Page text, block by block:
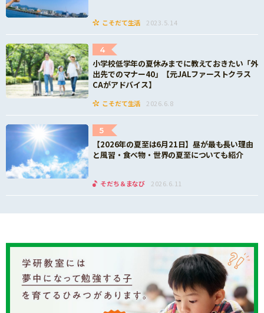
こそだて生活 2023.5.14
4
小学校低学年の夏休みまでに教えておきたい「外
出先でのマナー40」【元JALファーストクラス
CAがアドバイス】
こそだて生活 2026.6.8
5
【2026年の夏至は6月21日】昼が最も長い理由
と風習・食べ物・世界の夏至についても紹介
そだち＆まなび 2026.6.11